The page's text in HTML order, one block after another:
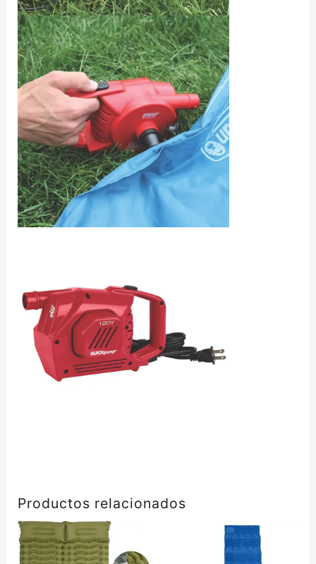
Productos relacionados